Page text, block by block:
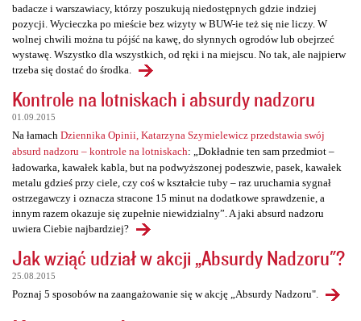
badacze i warszawiacy, którzy poszukują niedostępnych gdzie indziej
pozycji. Wycieczka po mieście bez wizyty w BUW-ie też się nie liczy. W
wolnej chwili można tu pójść na kawę, do słynnych ogrodów lub obejrzeć
wystawę. Wszystko dla wszystkich, od ręki i na miejscu. No tak, ale najpierw
trzeba się dostać do środka.
Kontrole na lotniskach i absurdy nadzoru
01.09.2015
Na łamach Dziennika Opinii, Katarzyna Szymielewicz przedstawia swój
absurd nadzoru – kontrole na lotniskach: „Dokładnie ten sam przedmiot –
ładowarka, kawałek kabla, but na podwyższonej podeszwie, pasek, kawałek
metalu gdzieś przy ciele, czy coś w kształcie tuby – raz uruchamia sygnał
ostrzegawczy i oznacza stracone 15 minut na dodatkowe sprawdzenie, a
innym razem okazuje się zupełnie niewidzialny”. A jaki absurd nadzoru
uwiera Ciebie najbardziej?
Jak wziąć udział w akcji „Absurdy Nadzoru"?
25.08.2015
Poznaj 5 sposobów na zaangażowanie się w akcję „Absurdy Nadzoru".